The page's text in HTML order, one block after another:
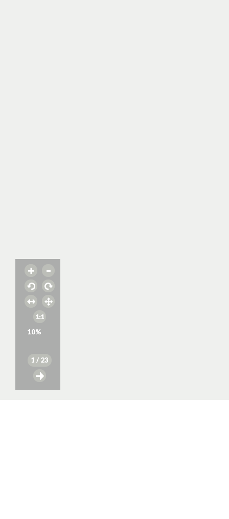
10%
1 / 23